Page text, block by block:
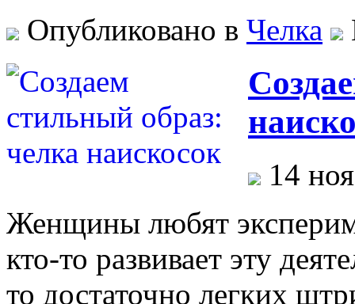
Опубликовано в Челка
14
Женщины любят
кто-то развивает эту
то достаточно легких